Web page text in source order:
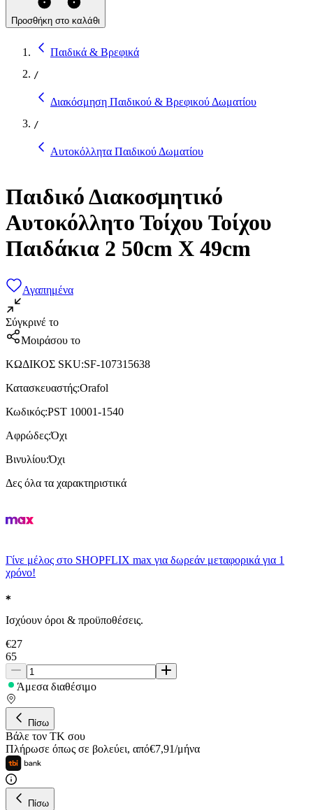
Προσθήκη στο καλάθι
Παιδικά & Βρεφικά
/
Διακόσμηση Παιδικού & Βρεφικού Δωματίου
/
Αυτοκόλλητα Παιδικού Δωματίου
Παιδικό Διακοσμητικό
Αυτοκόλλητο Τοίχου Τοίχου
Παιδάκια 2 50cm X 49cm
Αγαπημένα
Σύγκρινέ το
Μοιράσου το
ΚΩΔΙΚΟΣ SKU:SF-107315638
Κατασκευαστής:Orafol
Κωδικός:PST 10001-1540
Αφρώδες:Όχι
Βινυλίου:Όχι
Δες όλα τα χαρακτηριστικά
Γίνε μέλος στο SHOPFLIX max για δωρεάν μεταφορικά για 1
χρόνο!
Ισχύουν όροι & προϋποθέσεις.
€27
65
Άμεσα διαθέσιμο
Πίσω
Βάλε τον ΤΚ σου
Πλήρωσε όπως σε βολεύει, από€7,91/μήνα
Πίσω